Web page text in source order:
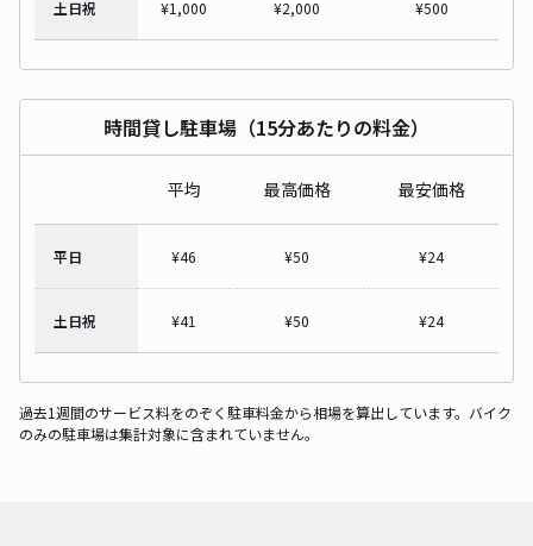
土日祝 ¥1,000 ¥2,000 ¥500
時間貸し駐車場（15分あたりの料金）
平均 最高価格 最安価格
平日 ¥46 ¥50 ¥24
土日祝 ¥41 ¥50 ¥24
過去1週間のサービス料をのぞく駐車料金から相場を算出しています。バイク
のみの駐車場は集計対象に含まれていません。